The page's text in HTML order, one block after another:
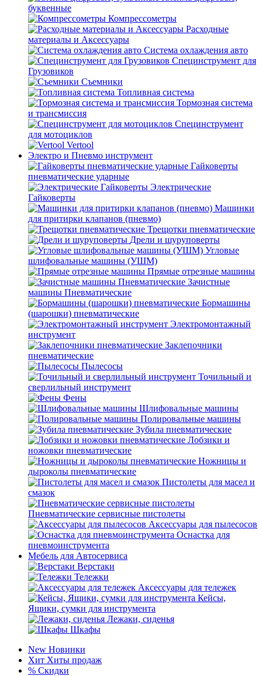
буквенные
Компрессометры
Расходные
материалы и Аксессуары
Система охлаждения авто
Специнструмент для
Грузовиков
Съемники
Топливная система
Тормозная система
и трансмиссия
Специнструмент
для мотоциклов
Vertool
Электро и Пневмо инструмент
Гайковерты
пневматические ударные
Электрические
Гайковерты
Машинки
для притирки клапанов (пневмо)
Трещотки пневматические
Дрели и шуруповерты
Угловые
шлифовальные машины (УШМ)
Прямые отрезные машины
Зачистные
машины Пневматические
Бормашины
(шарошки) пневматические
Электромонтажный
инструмент
Заклепочники
пневматические
Пылесосы
Точильный и
сверлильный инструмент
Фены
Шлифовальные машины
Полировальные машины
Зубила пневматические
Лобзики и
ножовки пневматические
Ножницы и
дыроколы пневматические
Пистолеты для масел и
смазок
Пневматические сервисные пистолеты
Аксессуары для пылесосов
Оснастка для
пневмоинструмента
Мебель для Автосервиса
Верстаки
Тележки
Аксессуары для тележек
Кейсы,
Ящики, сумки для инструмента
Лежаки, сиденья
Шкафы
New Новинки
Хит Хиты продаж
% Скидки